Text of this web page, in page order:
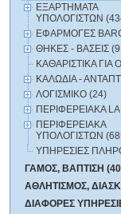
ΕΞΑΡΤΗΜΑΤΑ
ΥΠΟΛΟΓΙΣΤΩΝ
ΕΦΑΡΜΟΓΕΣ
ΘΗΚΕΣ - ΒΑΣΕΙΣ
ΚΑΘΑΡΙΣΤΙΚΑ ΓΙΑ
ΚΑΛΩΔΙΑ -
ΛΟΓΙΣΜΙΚΟ (24)
ΠΕΡΙΦΕΡΕΙΑΚΑ
ΠΕΡΙΦΕΡΕΙΑΚΑ
ΥΠΟΛΟΓΙΣΤΩΝ
ΥΠΗΡΕΣΙΕΣ
ΓΑΜΟΣ, ΒΑΠΤΙΣΗ
ΑΘΛΗΤΙΣΜΟΣ,
ΔΙΑΦΟΡΕΣ